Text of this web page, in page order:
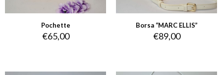
Pochette
€65,00
Borsa “MARC ELLIS”
€89,00